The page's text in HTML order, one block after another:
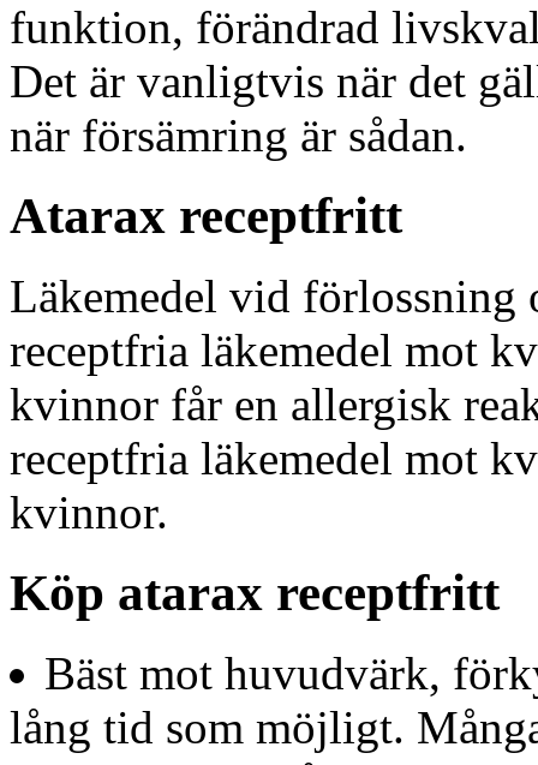
funktion, förändrad
Det är vanligtvis när det
när försämring är sådan.
Atarax receptfritt
Läkemedel vid förlossning
receptfria läkemedel mot
kvinnor får en allergisk
receptfria läkemedel mot
kvinnor.
Köp atarax receptfritt
Bäst mot huvudvärk,
lång tid som möjligt.